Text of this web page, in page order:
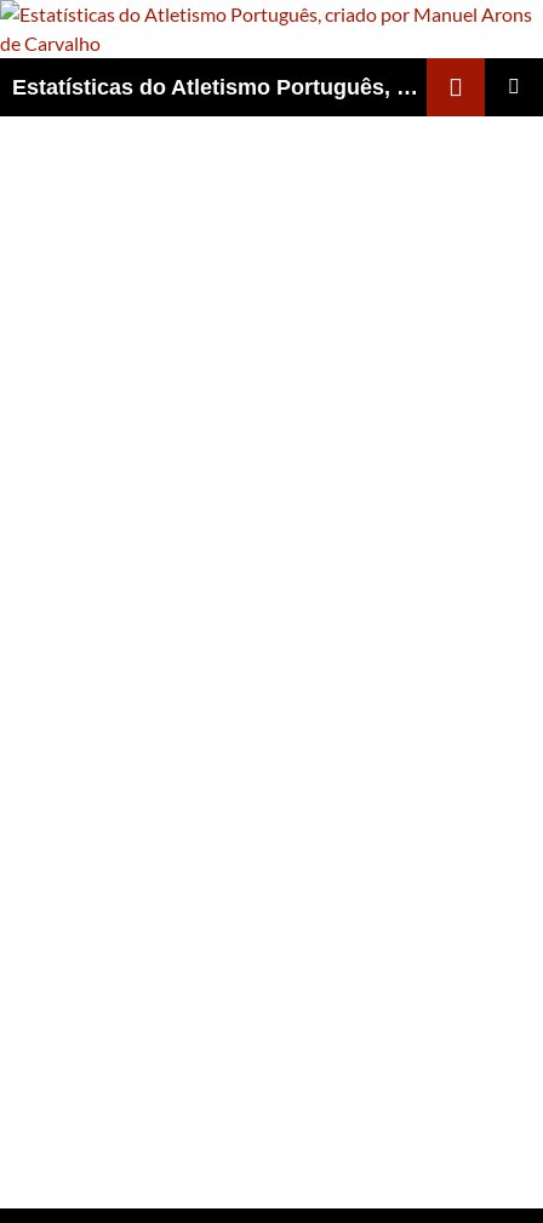
Skip
to
Estatísticas do Atletismo Português, criado por Manuel Arons de Carvalho